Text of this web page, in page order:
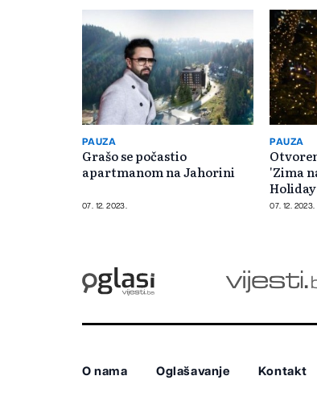
PAUZA
Grašo se počastio
apartmanom na Jahorini
07. 12. 2023.
PAUZA
'Zima
07. 12. 2023.
O nama Oglašavanje Kontakt